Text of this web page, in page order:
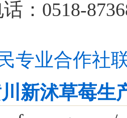
：0518-
专业合作社
新沭草莓生